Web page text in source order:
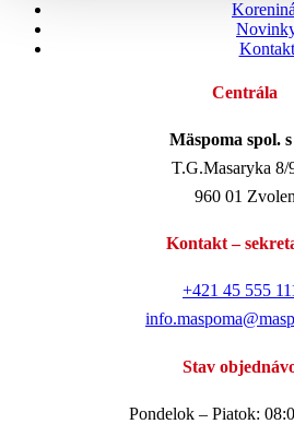
Kontakt
Centrála
Mäspoma spol.
T.G.Masaryka 8/
960 01 Zvolen
Kontakt –
+421 45 555
Stav
Pondelok – Piatok: